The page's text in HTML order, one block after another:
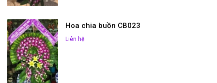
Hoa chia buồn CB023
Liên hệ